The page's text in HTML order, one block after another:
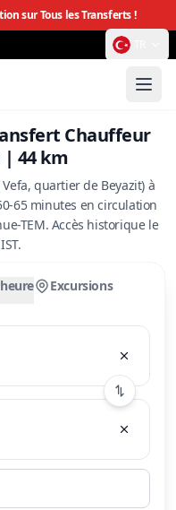
sur Tous les Transferts !
Chauffeur
| 44 km
quartier de Beyazit) à
65 minutes en circulation
TEM. Accès historique le
Excursions